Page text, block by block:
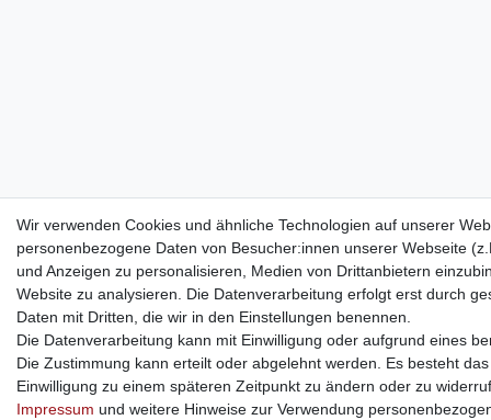
Wir verwenden Cookies und ähnliche Technologien auf unserer
personenbezogene Daten von Besucher:innen unserer Webseite
und Anzeigen zu personalisieren, Medien von Drittanbietern
Website zu analysieren. Die Datenverarbeitung erfolgt erst durch
Daten mit Dritten, die wir in den Einstellungen benennen.
Die Datenverarbeitung kann mit Einwilligung oder aufgrund eines
Die Zustimmung kann erteilt oder abgelehnt werden. Es besteht
Einwilligung zu einem späteren Zeitpunkt zu ändern oder zu
Impressum und weitere Hinweise zur Verwendung